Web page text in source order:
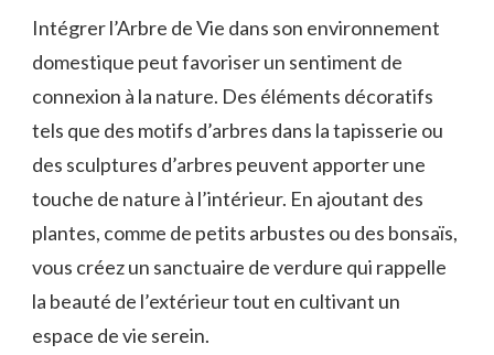
Intégrer l’Arbre de Vie dans son environnement
domestique peut favoriser un sentiment de
connexion à la nature. Des éléments décoratifs
tels que des motifs d’arbres dans la tapisserie ou
des sculptures d’arbres peuvent apporter une
touche de nature à l’intérieur. En ajoutant des
plantes, comme de petits arbustes ou des bonsaïs,
vous créez un sanctuaire de verdure qui rappelle
la beauté de l’extérieur tout en cultivant un
espace de vie serein.